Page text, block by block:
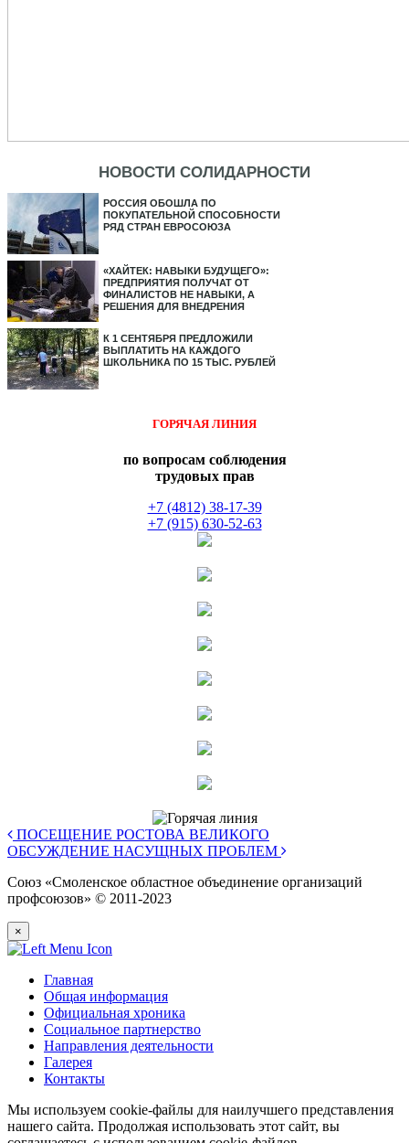
НОВОСТИ СОЛИДАРНОСТИ
РОССИЯ ОБОШЛА ПО
ПОКУПАТЕЛЬНОЙ СПОСОБНОСТИ
РЯД СТРАН ЕВРОСОЮЗА
«ХАЙТЕК: НАВЫКИ БУДУЩЕГО»:
ПРЕДПРИЯТИЯ ПОЛУЧАТ ОТ
ФИНАЛИСТОВ НЕ НАВЫКИ, А
РЕШЕНИЯ ДЛЯ ВНЕДРЕНИЯ
К 1 СЕНТЯБРЯ ПРЕДЛОЖИЛИ
ВЫПЛАТИТЬ НА КАЖДОГО
ШКОЛЬНИКА ПО 15 ТЫС. РУБЛЕЙ
ГОРЯЧАЯ ЛИНИЯ
по вопросам соблюдения
трудовых прав
+7 (4812) 38-17-39
+7 (915) 630-52-63
ПОСЕЩЕНИЕ РОСТОВА ВЕЛИКОГО
ОБСУЖДЕНИЕ НАСУЩНЫХ ПРОБЛЕМ
Союз «Смоленское областное объединение организаций
профсоюзов» © 2011-2023
×
Главная
Общая информация
Официальная хроника
Социальное партнерство
Направления деятельности
Галерея
Контакты
Мы используем cookie-файлы для наилучшего представления
нашего сайта. Продолжая использовать этот сайт, вы